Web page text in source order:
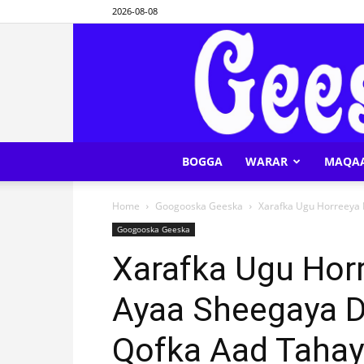
2026-08-08
BOGGA WARAR
Home Googooska Geeska Xarafka Ugu Horreeya
Googooska Geeska
Xarafka Ugu
Ayaa Sheegaya
Qofka Aad